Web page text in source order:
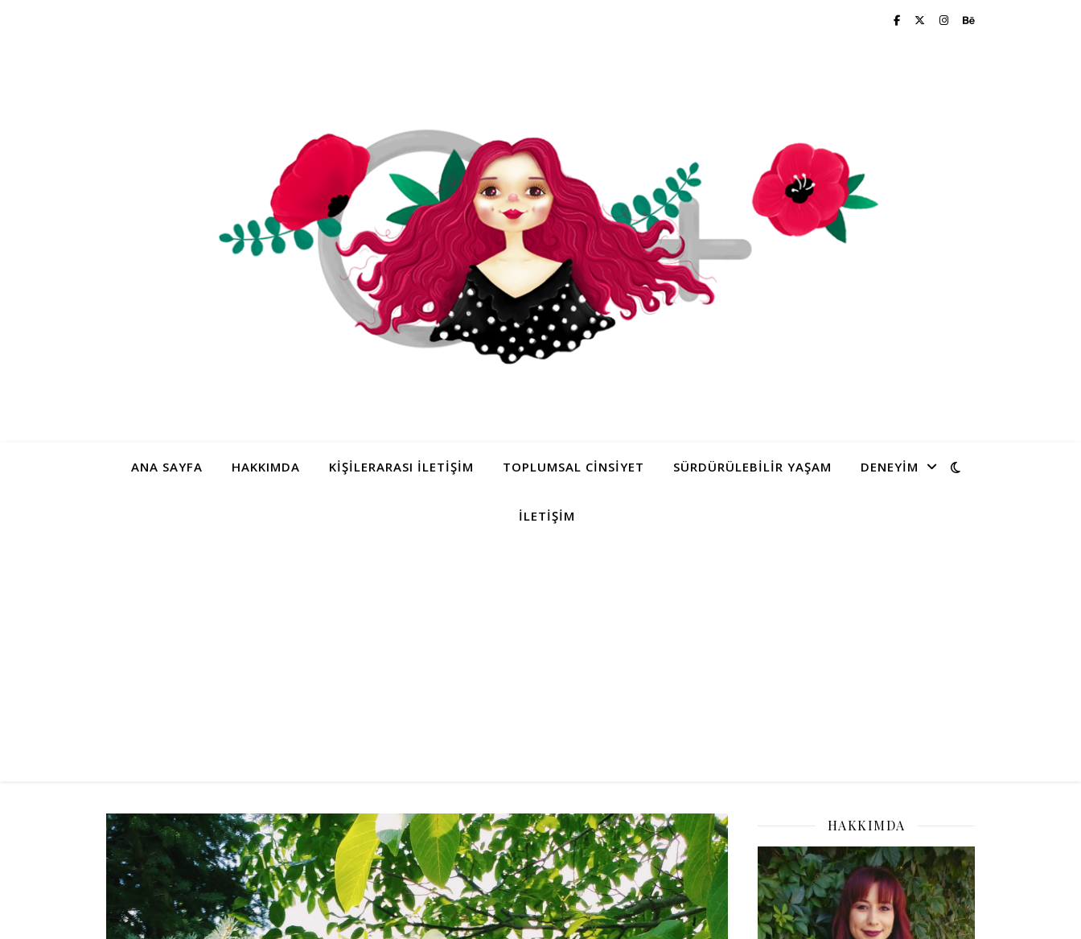
ANA SAYFA HAKKIMDA KIŞILERARASI İLETIŞIM TOPLUMSAL CINSIYET SÜRDÜRÜLEBILIR YAŞAM DENEYIM
İLETIŞIM
HAKKIMDA